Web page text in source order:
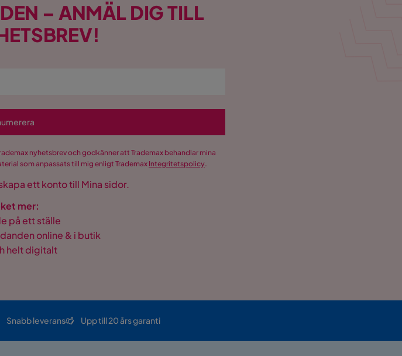
– ANMÄL DIG TILL
nyhetsbrev och godkänner att Trademax behandlar mina
som anpassats till mig enligt TrademaxIntegritetspolicy.
ett konto till Mina sidor.
mer:
på ett ställe
online & i butik
helt digitalt
Snabb leverans Upp till 20 års garanti